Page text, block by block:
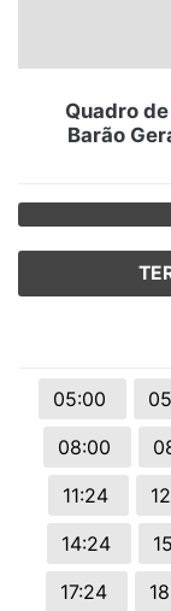
Quadro
Barão
05:00
08:00
11:24
14:24
17:24